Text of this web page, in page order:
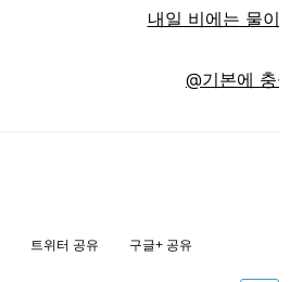
내일 비에는 물이
@기본에 충
트위터 공유 구글+ 공유